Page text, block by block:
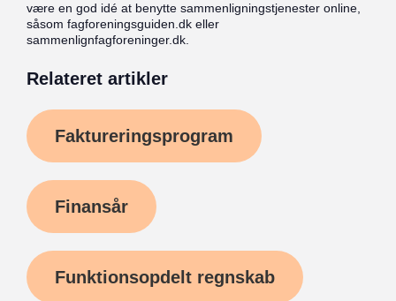
være en god idé at benytte sammenligningstjenester online,
såsom fagforeningsguiden.dk eller
sammenlignfagforeninger.dk.
Relateret artikler
Faktureringsprogram
Finansår
Funktionsopdelt regnskab